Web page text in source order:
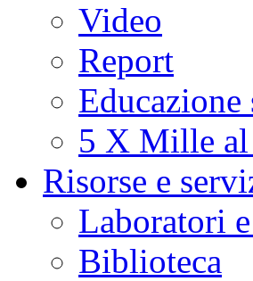
Video
Report
5 X Mille
Risorse e
Laboratori
Biblioteca